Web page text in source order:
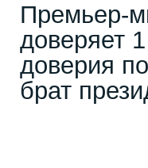
Премьер-
доверяет
доверия
брат